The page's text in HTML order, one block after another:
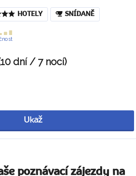
HOTELY SNÍDANĚ
dní / 7 nocí)
Ukaž
poznávací zájezdy na